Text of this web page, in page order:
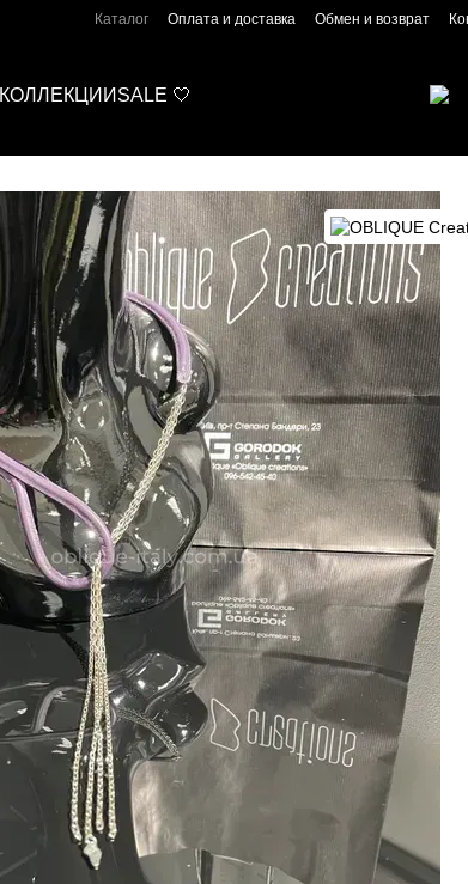
Каталог Оплата и доставка Обмен и возврат
КОЛЛЕКЦИИ SALE 🤍